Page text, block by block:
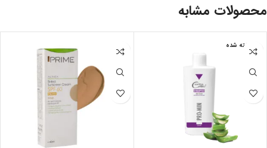
محصولات مشابه
فروخته شده